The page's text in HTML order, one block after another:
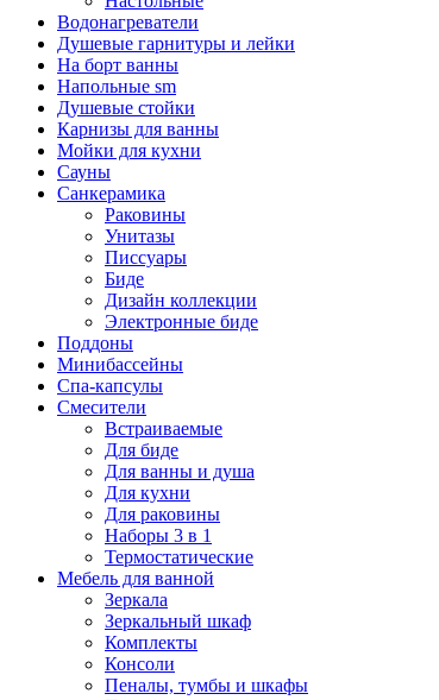
Водонагреватели
Душевые гарнитуры и лейки
На борт ванны
Напольные sm
Душевые стойки
Карнизы для ванны
Мойки для кухни
Сауны
Санкерамика
Раковины
Унитазы
Писсуары
Биде
Дизайн коллекции
Электронные биде
Поддоны
Минибассейны
Спа-капсулы
Смесители
Встраиваемые
Для биде
Для ванны и душа
Для кухни
Для раковины
Наборы 3 в 1
Термостатические
Мебель для ванной
Зеркала
Зеркальный шкаф
Комплекты
Консоли
Пеналы, тумбы и шкафы